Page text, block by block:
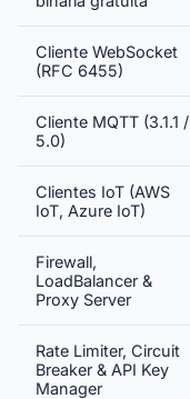
Cliente WebSocket
(RFC 6455)
Cliente MQTT (3.1.1 /
5.0)
Clientes IoT (AWS
IoT, Azure IoT)
Firewall,
LoadBalancer &
Proxy Server
Rate Limiter, Circuit
Breaker & API Key
Manager